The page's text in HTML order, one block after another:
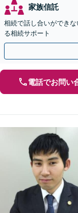
家族信託
相続で話し合いができ
る相続サポート
電話でお問い